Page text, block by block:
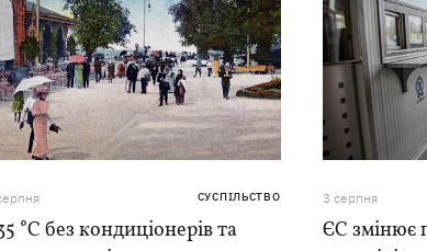
СУСПІЛЬСТВО
°C без кондиціонерів та
3 серпня
ЄС змінює